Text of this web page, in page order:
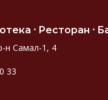
⸱ Ресторан ⸱
н Самал-1, 4
33